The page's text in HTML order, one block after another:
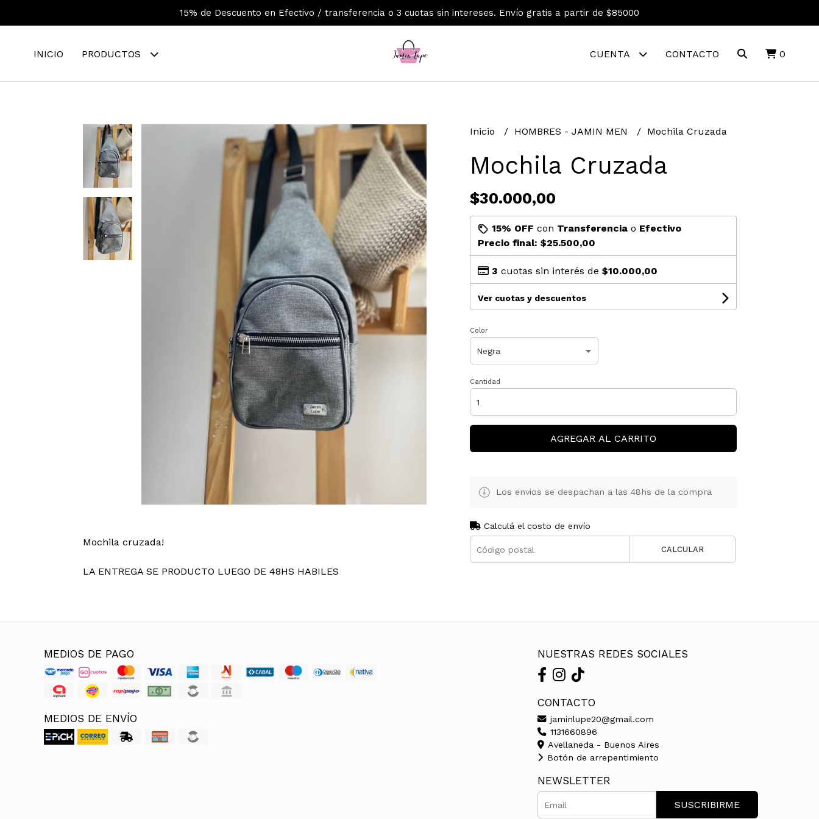
15% de Descuento en Efectivo / transferencia o 3 cuotas sin intereses. Envío gratis a partir de $85000
INICIO PRODUCTOS CUENTA CONTACTO 0
Mochila cruzada!
LA ENTREGA SE PRODUCTO LUEGO DE 48HS HABILES
Inicio HOMBRES - JAMIN MEN Mochila Cruzada
Mochila Cruzada
$30.000,00
15% OFF con Transferenciao Efectivo
Precio final: $25.500,00
3 cuotas sin interés de $10.000,00
Ver cuotas y descuentos
Color
Cantidad
AGREGAR AL CARRITO
Los envios se despachan a las 48hs de la compra
Calculá el costo de envío
CALCULAR
MEDIOS DE PAGO
MEDIOS DE ENVÍO
NUESTRAS REDES SOCIALES
CONTACTO
jaminlupe20@gmail.com
1131660896
Avellaneda - Buenos Aires
Botón de arrepentimiento
NEWSLETTER
SUSCRIBIRME